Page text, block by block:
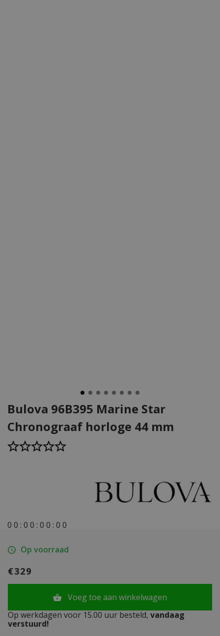
Bulova 96B395 Marine Star
Chronograaf horloge 44 mm
0 0 : 0 0 : 0 0 : 0 0
Op voorraad
€329
Voeg toe aan winkelwagen
Op werkdagen voor 15.00 uur besteld, vandaag
verstuurd!